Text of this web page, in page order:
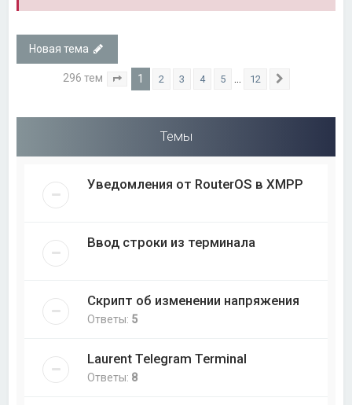
Новая тема
296 тем Страница из 12
1 2 3 4 5 12
Темы
Уведомления от RouterOS в XMPP
Ввод строки из терминала
Скрипт об изменении напряжения
Ответы: 5
Laurent Telegram Terminal
Ответы: 8